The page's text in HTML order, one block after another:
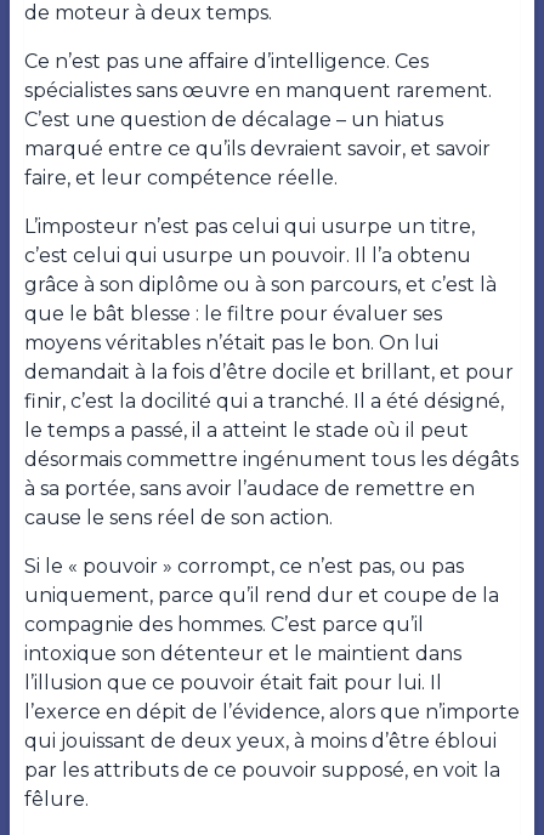
de moteur à deux temps.
Ce n’est pas une affaire d’intelligence. Ces
spécialistes sans œuvre en manquent rarement.
C’est une question de décalage – un hiatus
marqué entre ce qu’ils devraient savoir, et savoir
faire, et leur compétence réelle.
L’imposteur n’est pas celui qui usurpe un titre,
c’est celui qui usurpe un pouvoir. Il l’a obtenu
grâce à son diplôme ou à son parcours, et c’est là
que le bât blesse : le filtre pour évaluer ses
moyens véritables n’était pas le bon. On lui
demandait à la fois d’être docile et brillant, et pour
finir, c’est la docilité qui a tranché. Il a été désigné,
le temps a passé, il a atteint le stade où il peut
désormais commettre ingénument tous les dégâts
à sa portée, sans avoir l’audace de remettre en
cause le sens réel de son action.
Si le « pouvoir » corrompt, ce n’est pas, ou pas
uniquement, parce qu’il rend dur et coupe de la
compagnie des hommes. C’est parce qu’il
intoxique son détenteur et le maintient dans
l’illusion que ce pouvoir était fait pour lui. Il
l’exerce en dépit de l’évidence, alors que n’importe
qui jouissant de deux yeux, à moins d’être ébloui
par les attributs de ce pouvoir supposé, en voit la
fêlure.